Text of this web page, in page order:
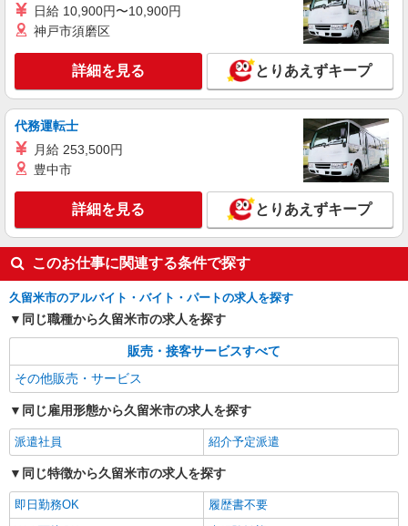
日給 10,900円〜10,900円
神戸市須磨区
詳細を見る とりあえずキープ
代務運転士
月給 253,500円
豊中市
詳細を見る とりあえずキープ
このお仕事に関連する条件で探す
久留米市のアルバイト・バイト・パートの求人を探す
同じ職種から久留米市の求人を探す
販売・接客サービスすべて
その他販売・サービス
同じ雇用形態から久留米市の求人を探す
派遣社員 紹介予定派遣
同じ特徴から久留米市の求人を探す
即日勤務OK
履歴書不要